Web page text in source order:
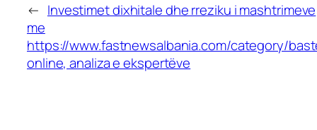
← Investimet dixhitale dhe rreziku i mashtrimeve
me
https://www.fastnewsalbania.com/category/
online, analiza e ekspertëve